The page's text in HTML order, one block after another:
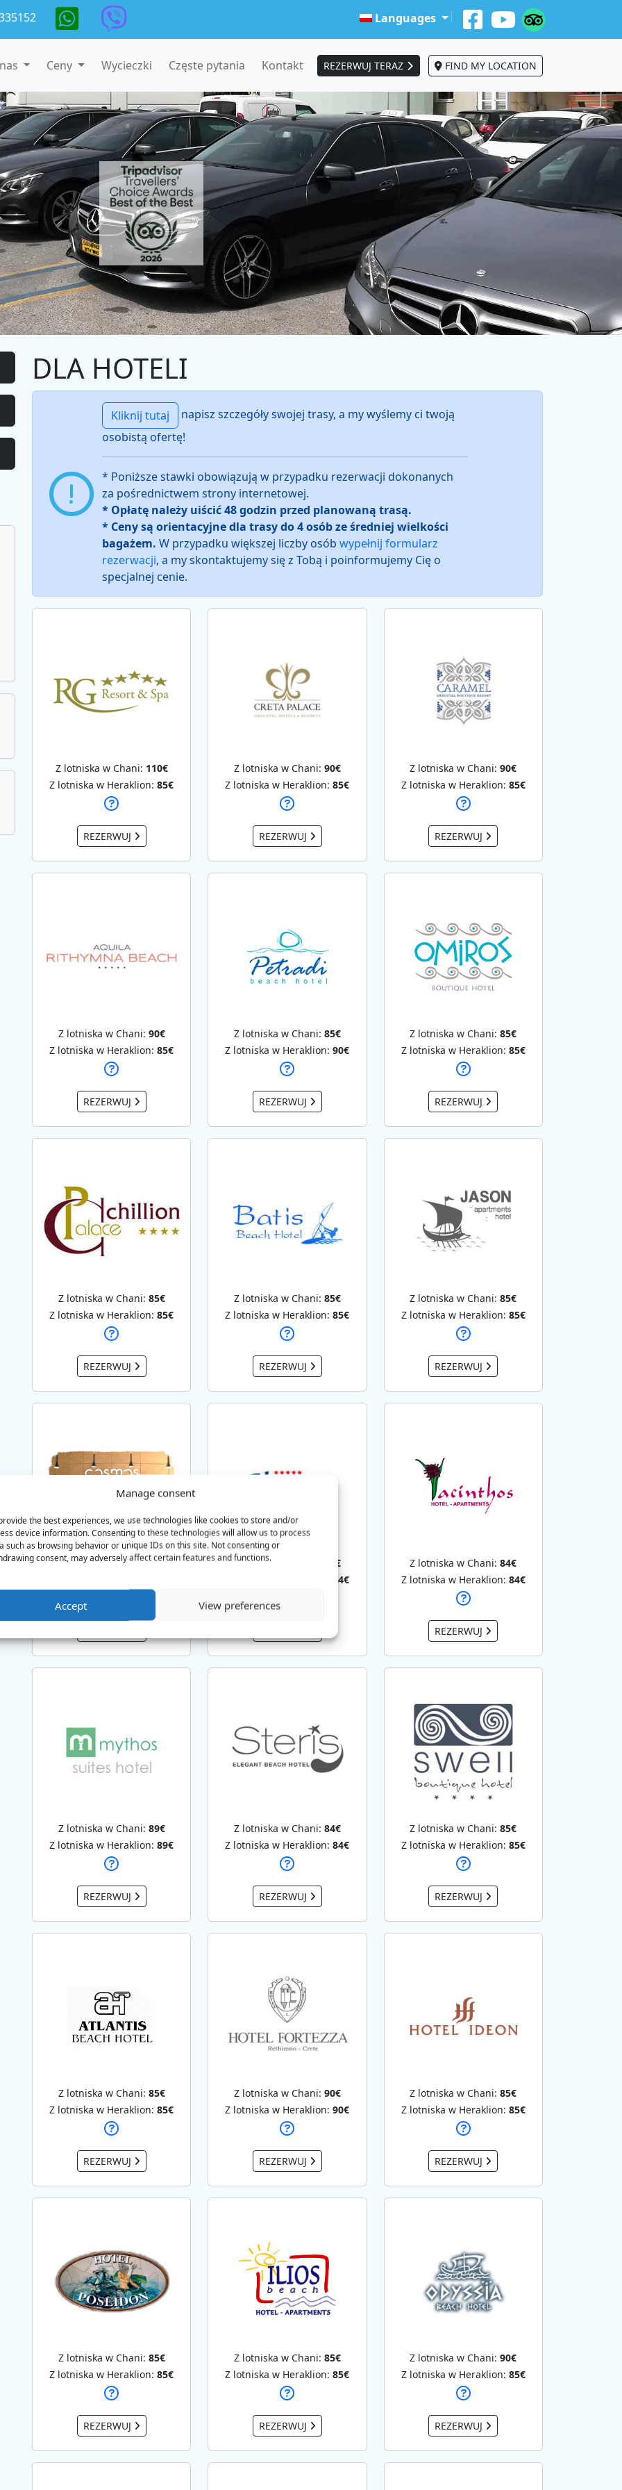
Manage consent
the best experiences, we use technologies like cookies to store and/or
device information. Consenting to these technologies will allow us to process
such as browsing behavior or unique IDs on this site. Not consenting or
consent, may adversely affect certain features and functions.
Accept View preferences
Languages
Ceny Wycieczki Częste pytania Kontakt REZERWUJ TERAZ FIND MY LOCATION
DLA HOTELI
Kliknij tutaj
napisz szczegóły swojej trasy, a my wyślemy ci twoją
osobistą ofertę!
* Poniższe stawki obowiązują w przypadku rezerwacji dokonanych
za pośrednictwem strony internetowej.
* Opłatę należy uiścić 48 godzin przed planowaną trasą.
* Ceny są orientacyjne dla trasy do 4 osób ze średniej wielkości
bagażem. W przypadku większej liczby osób wypełnij formularz
rezerwacji, a my skontaktujemy się z Tobą i poinformujemy Cię o
specjalnej cenie.
Z lotniska w Chani: 110€
Z lotniska w Heraklion:85€
REZERWUJ
Z lotniska w Chani: 90€
Z lotniska w Heraklion:85€
REZERWUJ
Z lotniska w Chani:90€
Z lotniska w Heraklion: 85€
REZERWUJ
Z lotniska w Chani: 90€
Z lotniska w Heraklion:85€
REZERWUJ
Z lotniska w Chani: 85€
Z lotniska w Heraklion:90€
REZERWUJ
Z lotniska w Chani:85€
Z lotniska w Heraklion: 85€
REZERWUJ
Z lotniska w Chani: 85€
Z lotniska w Heraklion:85€
REZERWUJ
Z lotniska w Chani: 85€
Z lotniska w Heraklion:85€
REZERWUJ
Z lotniska w Chani:85€
Z lotniska w Heraklion: 85€
REZERWUJ
Z lotniska w Chani:85€
Z lotniska w Chani:
84€
84€
Z lotniska w Chani:84€
Z lotniska w Heraklion: 84€
REZERWUJ
Z lotniska w Chani: 89€
Z lotniska w Heraklion:89€
REZERWUJ
Z lotniska w Chani: 84€
Z lotniska w Heraklion:84€
REZERWUJ
Z lotniska w Chani:85€
Z lotniska w Heraklion: 85€
REZERWUJ
Z lotniska w Chani: 85€
Z lotniska w Heraklion:85€
REZERWUJ
Z lotniska w Chani: 90€
Z lotniska w Heraklion:90€
REZERWUJ
Z lotniska w Chani:85€
Z lotniska w Heraklion: 85€
REZERWUJ
Z lotniska w Chani: 85€
Z lotniska w Heraklion:85€
REZERWUJ
Z lotniska w Chani: 85€
Z lotniska w Heraklion:85€
REZERWUJ
Z lotniska w Chani:90€
Z lotniska w Heraklion: 85€
REZERWUJ